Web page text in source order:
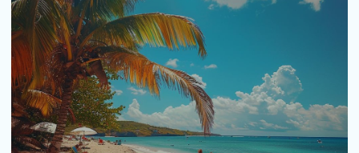
Quel est le meilleur moment pour
partir en Guadeloupe ?
Le choix du moment idéal pour visiter la Guadeloupe
peut grandement influencer...
LIRE LA SUITE